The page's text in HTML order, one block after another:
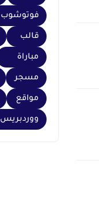
فوتوشوب
قالب
مباراة
مسجر
مواقع
ووردبريس